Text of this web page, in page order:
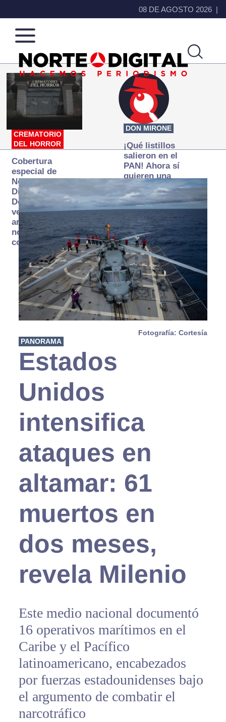
08 DE AGOSTO 2026
Norte
de
Ciudad
Más
que
noticias,
hacemos periodismo
CREMATORIO
DEL HORROR
Cobertura
especial de
Norte
Digital:
Donde la
verdad
arde… pero
no se
consume
DON MIRONE
¡Qué listillos
salieron en el
PAN! Ahora sí
quieren una
Fiscalía
autónoma… y
transexenal
Fotografía: Cortesía
PANORAMA
Estados
Unidos
intensifica
ataques en
altamar: 61
muertos en
dos meses,
revela Milenio
Este medio nacional documentó
16 operativos marítimos en el
Caribe y el Pacífico
latinoamericano, encabezados
por fuerzas estadounidenses bajo
el argumento de combatir el
narcotráfico